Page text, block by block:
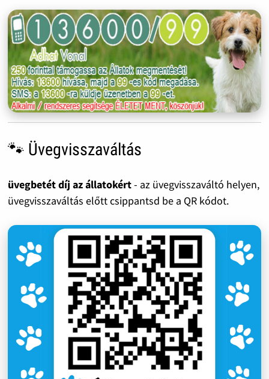
🐾 Üvegvisszaváltás
üvegbetét díj az állatokért- az üvegvisszaváltó helyen,
üvegvisszaváltás előtt csippantsd be a QR kódot.